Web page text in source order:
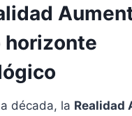
horizonte
década, la Realidad